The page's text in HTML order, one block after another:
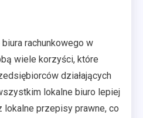
rachunkowego w
wiele korzyści, które
działających
lokalne biuro lepiej
lokalne przepisy prawne, co